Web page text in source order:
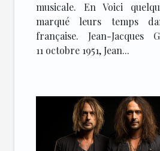
musicale. En Voici
marqué leurs temps
française. Jean-Jacques
11 octobre 1951, Jean...